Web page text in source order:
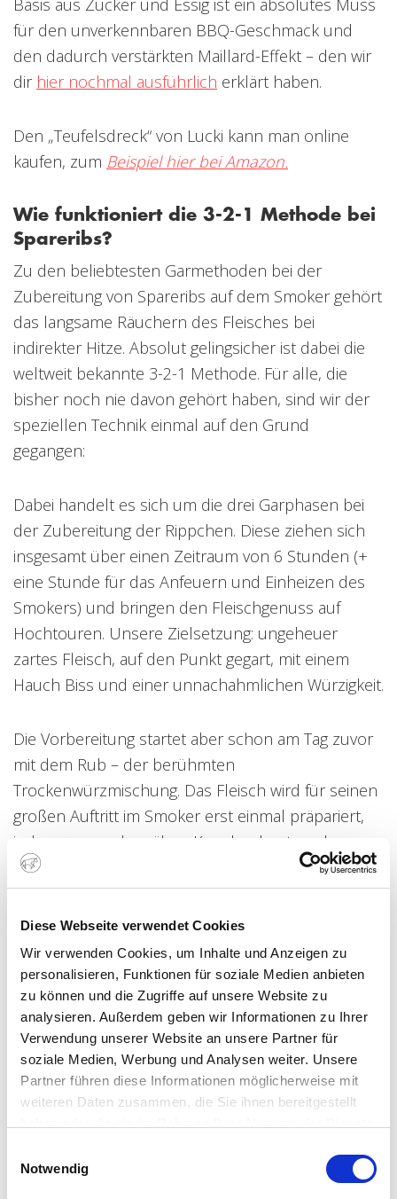
Diese Webseite verwendet Cookies
Wir verwenden Cookies, um Inhalte und Anzeigen zu
personalisieren, Funktionen für soziale Medien anbieten
zu können und die Zugriffe auf unsere Website zu
analysieren. Außerdem geben wir Informationen zu Ihrer
Verwendung unserer Website an unsere Partner für
soziale Medien, Werbung und Analysen weiter. Unsere
Partner führen diese Informationen möglicherweise mit
weiteren Daten zusammen, die Sie ihnen bereitgestellt
Cookies, wenn Sie unsere Webseite weiterhin nutzen.
Notwendig
für den unverkennbaren BBQ-Geschmack und
den dadurch verstärkten Maillard-Effekt – den wir
dir hier nochmal ausführlich erklärt haben.
Den „Teufelsdreck“ von Lucki kann man online
kaufen, zum Beispiel hier bei Amazon.
Wie funktioniert die 3-2-1 Methode bei
Spareribs?
Zu den beliebtesten Garmethoden bei der
Zubereitung von Spareribs auf dem Smoker gehört
das langsame Räuchern des Fleisches bei
indirekter Hitze. Absolut gelingsicher ist dabei die
weltweit bekannte 3-2-1 Methode. Für alle, die
bisher noch nie davon gehört haben, sind wir der
speziellen Technik einmal auf den Grund
gegangen:
Dabei handelt es sich um die drei Garphasen bei
der Zubereitung der Rippchen. Diese ziehen sich
insgesamt über einen Zeitraum von 6 Stunden (+
eine Stunde für das Anfeuern und Einheizen des
Smokers) und bringen den Fleischgenuss auf
Hochtouren. Unsere Zielsetzung: ungeheuer
zartes Fleisch, auf den Punkt gegart, mit einem
Hauch Biss und einer unnachahmlichen Würzigkeit.
Die Vorbereitung startet aber schon am Tag zuvor
mit dem Rub – der berühmten
Trockenwürzmischung. Das Fleisch wird für seinen
großen Auftritt im Smoker erst einmal präpariert,
indem es von der zähen Knochenhaut an der
Unterseite der Rippen befreit wird. Damit ist ein
wichtiger Schritt in Richtung Fleischzartheit getan
und zusätzlich ist der Weg frei für die Gewürze, die
nun bis ins Innere eindringen können. Das
geschieht natürlich nicht von jetzt auf gleich –
deshalb sollte das Fleisch im Rub mindestens
über Nacht ruhen können. Um den Effekt noch zu
verstärken, am besten im Vakuumbeutel – so
überträgt sich der Geschmack aus dem Rub
optimal auf die Spareribs.